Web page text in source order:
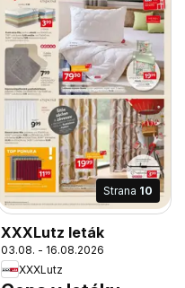
Strana 10
XXXLutz leták
03.08. - 16.08.2026
XXXLutz